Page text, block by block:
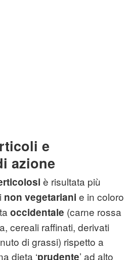
e
azione
è risultata più
non vegetariani e in coloro
occidentale (carne rossa
cereali raffinati, derivati
di grassi) rispetto a
dieta ‘prudente’ ad alto